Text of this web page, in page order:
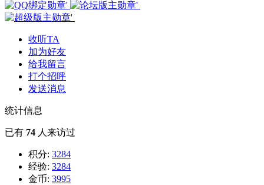
收听TA
加为好友
给我留言
打个招呼
发送消息
统计信息
已有 74 人来访过
积分: 3284
经验: 3284
金币: 3995